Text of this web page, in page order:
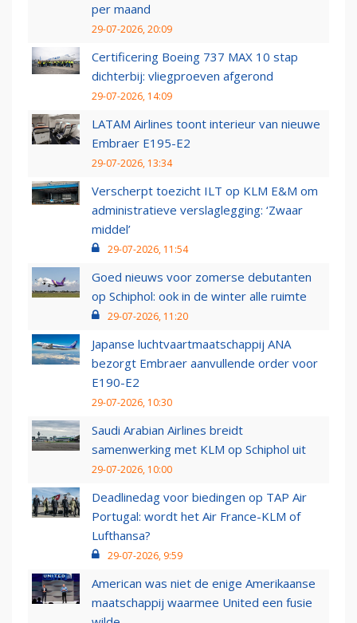
per maand
29-07-2026, 20:09
Certificering Boeing 737 MAX 10 stap
dichterbij: vliegproeven afgerond
29-07-2026, 14:09
LATAM Airlines toont interieur van nieuwe
Embraer E195-E2
29-07-2026, 13:34
Verscherpt toezicht ILT op KLM E&M om
administratieve verslaglegging: ‘Zwaar
middel’
29-07-2026, 11:54
Goed nieuws voor zomerse debutanten
op Schiphol: ook in de winter alle ruimte
29-07-2026, 11:20
Japanse luchtvaartmaatschappij ANA
bezorgt Embraer aanvullende order voor
E190-E2
29-07-2026, 10:30
Saudi Arabian Airlines breidt
samenwerking met KLM op Schiphol uit
29-07-2026, 10:00
Deadlinedag voor biedingen op TAP Air
Portugal: wordt het Air France-KLM of
Lufthansa?
29-07-2026, 9:59
American was niet de enige Amerikaanse
maatschappij waarmee United een fusie